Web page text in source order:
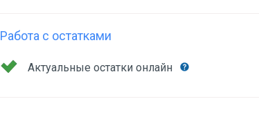
Работа с остатками
Актуальные остатки онлайн